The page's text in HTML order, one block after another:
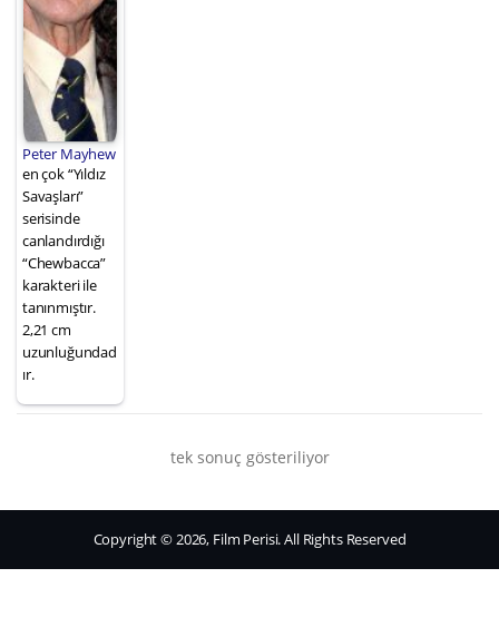
Peter Mayhew
en çok “Yıldız
Savaşları”
serisinde
canlandırdığı
“Chewbacca”
karakteri ile
tanınmıştır.
2,21 cm
uzunluğundad
ır.
tek sonuç gösteriliyor
Copyright © 2026, Film Perisi. All Rights Reserved